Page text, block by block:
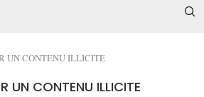
UN CONTENU ILLICITE
UN CONTENU ILLICITE